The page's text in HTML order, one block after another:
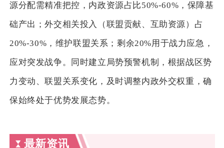
源分配需精准把控，内政资源占比50%-60%，保障基
础产出；外交相关投入（联盟贡献、互助资源）占
20%-30%，维护联盟关系；剩余20%用于战力应急，
应对突发战争。同时建立局势预警机制，根据战区势
力变动、联盟关系变化，及时调整内政外交权重，确
保始终处于优势发展态势。
最新资讯